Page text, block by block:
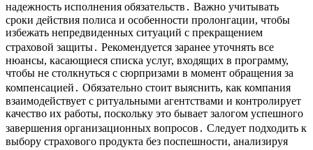
надежность исполнения обязательств․ Важно учитывать
сроки действия полиса и особенности пролонгации, чтобы
избежать непредвиденных ситуаций с прекращением
страховой защиты․ Рекомендуется заранее уточнять все
нюансы, касающиеся списка услуг, входящих в программу,
чтобы не столкнуться с сюрпризами в момент обращения за
компенсацией․ Обязательно стоит выяснить, как компания
взаимодействует с ритуальными агентствами и контролирует
качество их работы, поскольку это бывает залогом успешного
завершения организационных вопросов․ Следует подходить к
выбору страхового продукта без поспешности, анализируя